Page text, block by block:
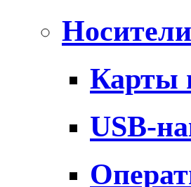
Карты
USB-